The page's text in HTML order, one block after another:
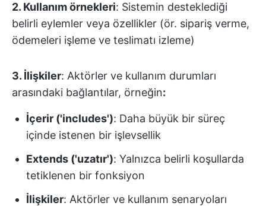
2. Kullanım örnekleri: Sistemin desteklediği
belirli eylemler veya özellikler (ör. sipariş verme,
ödemeleri işleme ve teslimatı izleme)
3. İlişkiler: Aktörler ve kullanım durumları
arasındaki bağlantılar, örneğin:
İçerir ('includes'): Daha büyük bir süreç
içinde istenen bir işlevsellik
Extends ('uzatır'): Yalnızca belirli koşullarda
tetiklenen bir fonksiyon
İlişkiler: Aktörler ve kullanım senaryoları